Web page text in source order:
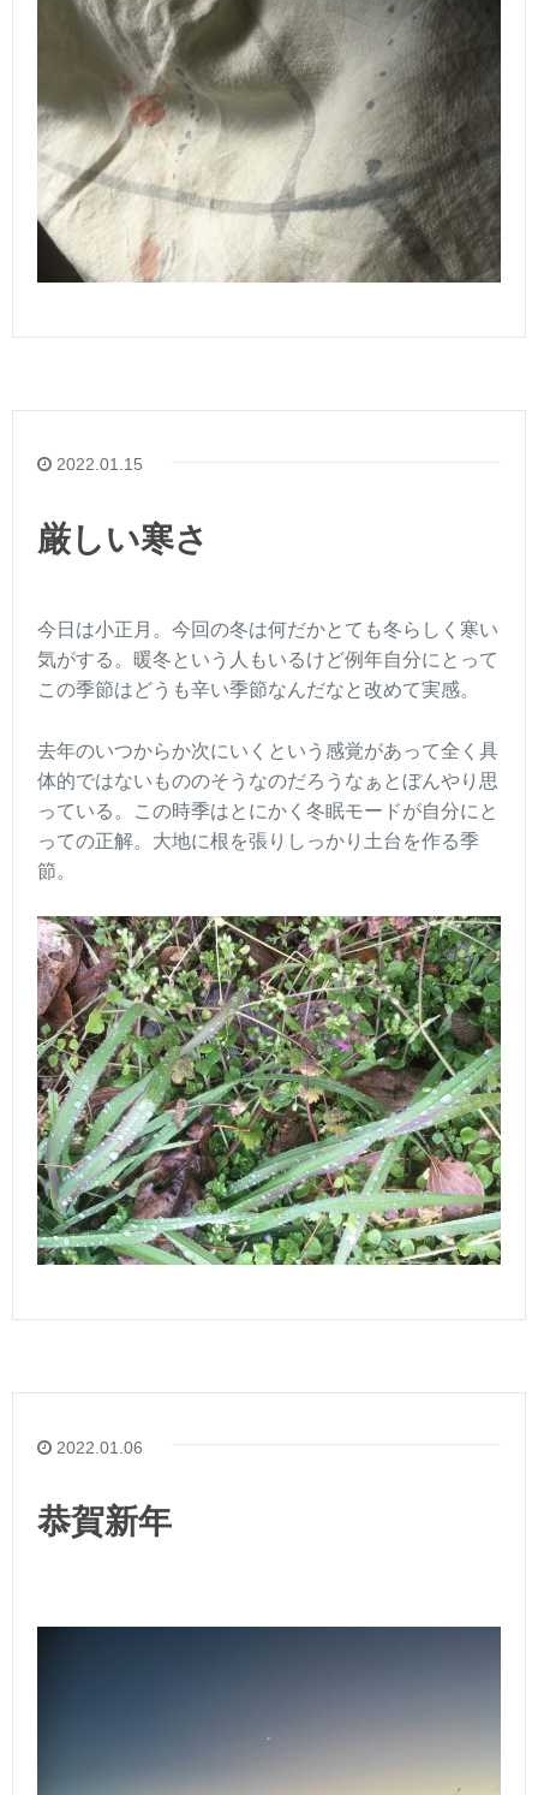
2022.01.15
厳しい寒さ
今日は小正月。今回の冬は何だかとても冬らしく寒い
気がする。暖冬という人もいるけど例年自分にとって
この季節はどうも辛い季節なんだなと改めて実感。
去年のいつからか次にいくという感覚があって全く具
体的ではないもののそうなのだろうなぁとぼんやり思
っている。この時季はとにかく冬眠モードが自分にと
っての正解。大地に根を張りしっかり土台を作る季
節。
2022.01.06
恭賀新年